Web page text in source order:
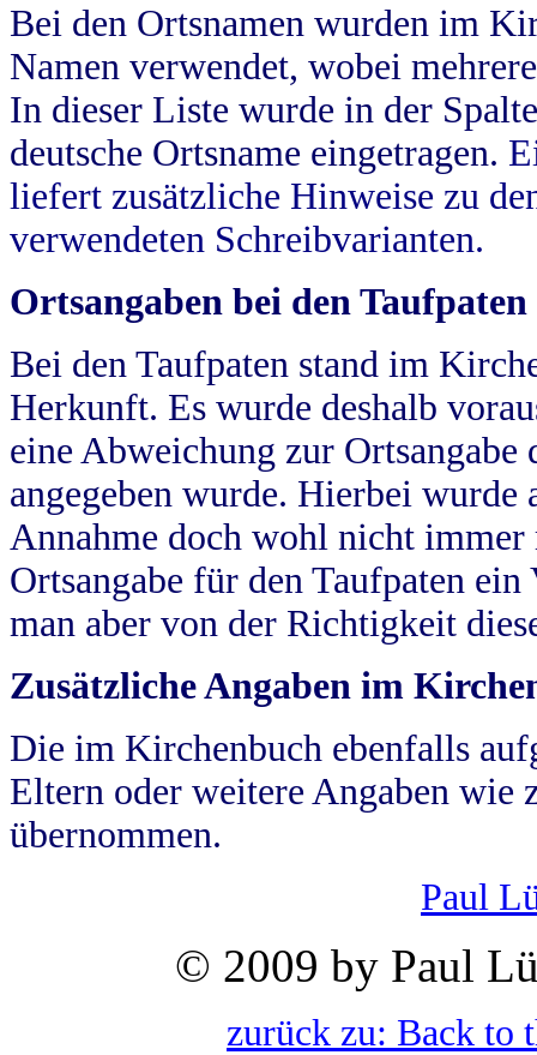
Bei den Ortsnamen wurden im
Namen verwendet, wobei
In dieser Liste wurde in der
deutsche Ortsname eingetragen.
liefert zusätzliche Hinweise zu
verwendeten Schreibvarianten.
Ortsangaben bei den Taufpaten
Bei den Taufpaten stand im
Herkunft. Es wurde deshalb
eine Abweichung zur
angegeben wurde. Hierbei wurde
Annahme doch wohl nicht
Ortsangabe für den Taufpaten
man aber von der Richtigkeit
Zusätzliche Angaben im
Die im Kirchenbuch ebenfalls
Eltern oder weitere Angaben wie
übernommen.
Paul
© 2009 by Paul
zurück zu: Back to